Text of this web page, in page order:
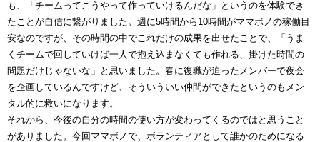
も、「チームってこうやって作っていけるんだな」というのを体験でき
たことが自信に繋がりました。週に5時間から10時間がママボノの稼働目
安なのですが、その時間の中でこれだけの成果を出せたことで、「うま
くチームで回していけば一人で抱え込まなくても作れる、掛けた時間の
問題だけじゃないな」と思いました。春に復職が迫ったメンバーで夜会
を企画しているんですけど、そういういい仲間ができたというのもメン
タル的に救いになります。
それから、今後の自分の時間の使い方が変わってくるのではと思うこと
がありました。今回ママボノで、ボランティアとして誰かのためになる